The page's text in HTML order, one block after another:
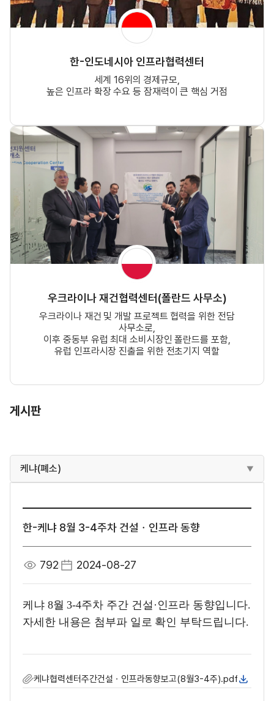
한-인도네시아 인프라협력센터
세계 16위의 경제규모,
높은 인프라 확장 수요 등 잠재력이 큰 핵심 거점
우크라이나 재건협력센터(폴란드 사무소)
우크라이나 재건 및 개발 프로젝트 협력을 위한 전담
사무소로,
이후 중동부 유럽 최대 소비시장인 폴란드를 포함,
유럽 인프라시장 진출을 위한 전초기지 역할
게시판
케냐(폐소)
한-케냐 8월 3-4주차 건설ㆍ인프라 동향
792 2024-08-27
케냐 8월 3-4주차 주간 건설 · 인프라 동향입니다.
자세한 내용은 첨부파 일로 확인 부탁드립니다.
케냐협력센터주간건설ㆍ인프라동향보고(8월3-4주).pdf